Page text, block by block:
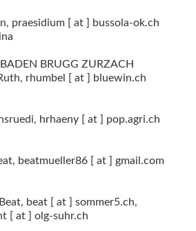
praesidium [ at ] bussola-ok.ch
BRUGG ZURZACH
rhumbel [ at ] bluewin.ch
hrhaeny [ at ] pop.agri.ch
beatmueller86 [ at ] gmail.com
beat [ at ] sommer5.ch,
[ at ] olg-suhr.ch